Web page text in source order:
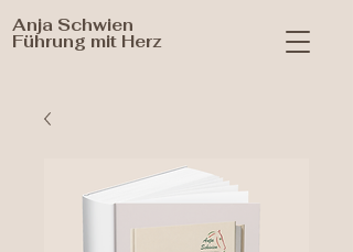
Anja Schwien
Führung mit Herz